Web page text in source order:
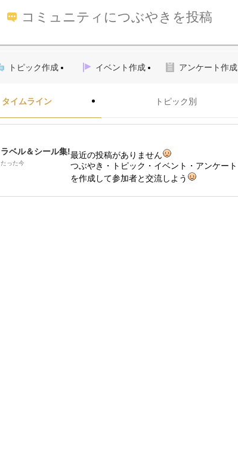
コミュニティにつぶやきを投稿
トピック作成 イベント作成 アンケート作成
タイムライン トピック別
ラベル＆シール集!
たった今
最近の投稿がありません
つぶやき・トピック・イベント・アンケート
を作成して参加者と交流しよう